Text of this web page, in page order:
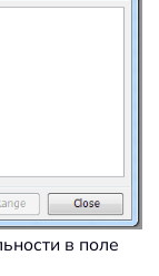
в поле